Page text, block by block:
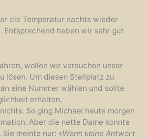
die Temperatur nachts wieder
Entsprechend haben wir sehr gut
wollen wir versuchen unser
lösen. Um diesen Stellplatz zu
eine Nummer wählen und sollte
erhalten.
So ging Michael heute morgen
Aber die nette Dame konnte
meinte nur: «Wenn keine Antwort